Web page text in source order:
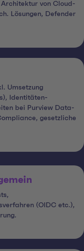
von Cloud-
Lösungen, Defender
Umsetzung
Identitäten-
bei Purview Data-
gesetzliche
(OIDC etc.),